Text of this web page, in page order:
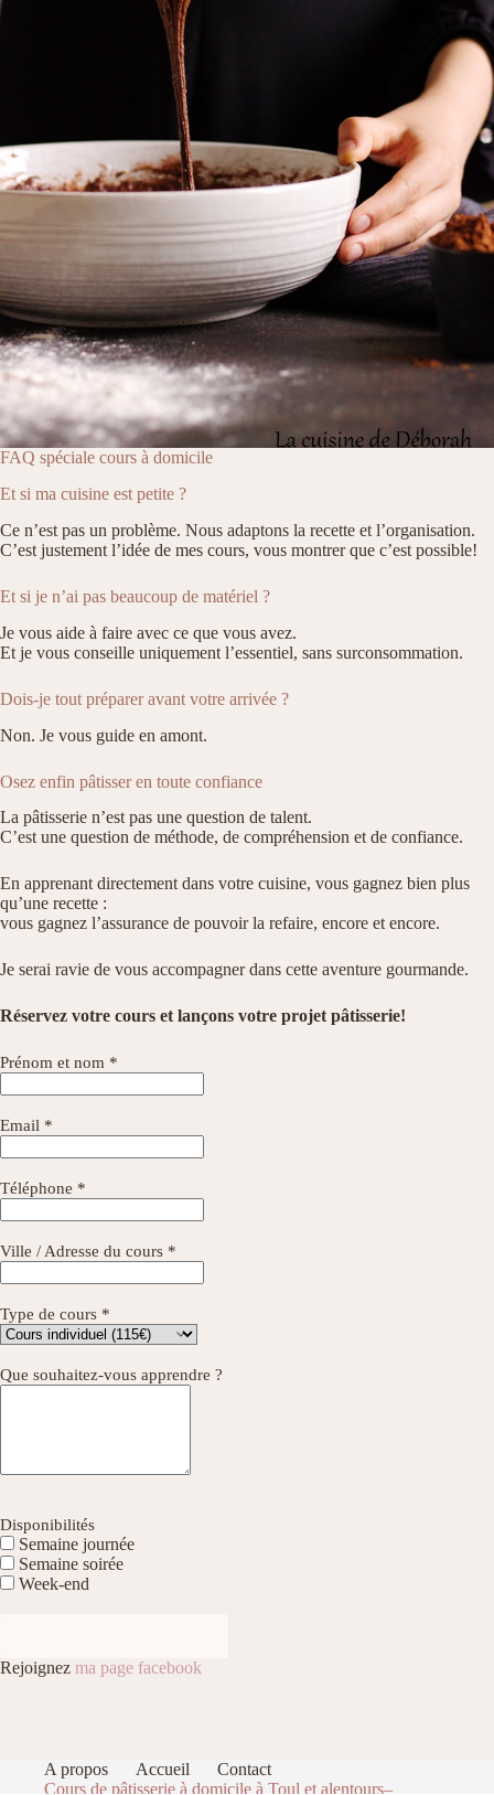
FAQ spéciale cours à domicile
Et si ma cuisine est petite ?
Ce n’est pas un problème. Nous adaptons la recette et l’organisation.
C’est justement l’idée de mes cours, vous montrer que c’est possible!
Et si je n’ai pas beaucoup de matériel ?
Je vous aide à faire avec ce que vous avez.
Et je vous conseille uniquement l’essentiel, sans surconsommation.
Dois-je tout préparer avant votre arrivée ?
Non. Je vous guide en amont.
Osez enfin pâtisser en toute confiance
La pâtisserie n’est pas une question de talent.
C’est une question de méthode, de compréhension et de confiance.
En apprenant directement dans votre cuisine, vous gagnez bien plus
qu’une recette :
vous gagnez l’assurance de pouvoir la refaire, encore et encore.
Je serai ravie de vous accompagner dans cette aventure gourmande.
Réservez votre cours et lançons votre projet pâtisserie!
Prénom et nom *
Email *
Téléphone *
Ville / Adresse du cours *
Type de cours *
Que souhaitez-vous apprendre ?
Disponibilités
Semaine journée
Semaine soirée
Week-end
Rejoignez ma page facebook
A propos Accueil
Contact
Cours de pâtisserie à domicile à Toul et alentours–